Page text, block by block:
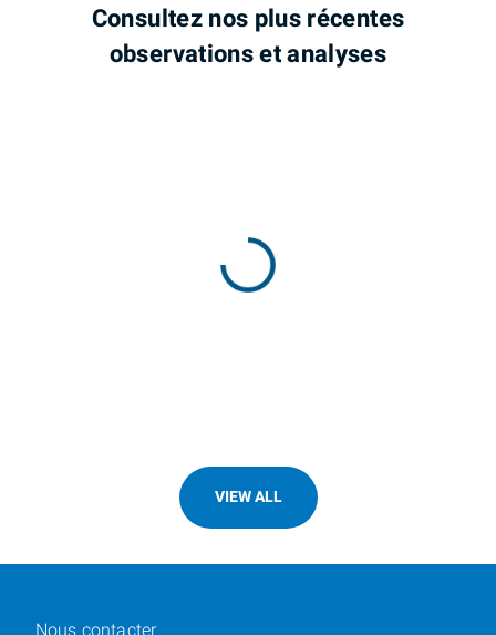
Consultez nos plus récentes
observations et analyses
VIEW ALL